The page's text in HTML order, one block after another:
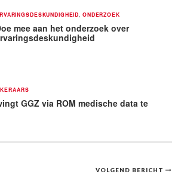
ONDERZOEK
mee aan het onderzoek over
GGZ via ROM medische data te
VOLGEND BERICHT